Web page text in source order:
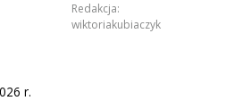
Redakcja:
wiktoriakubiaczyk
r.